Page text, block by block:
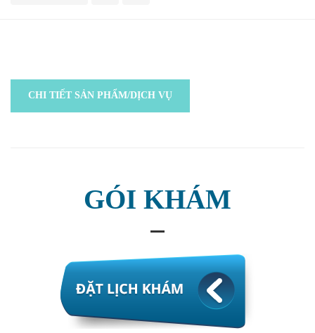
CHI TIẾT SẢN PHẨM/DỊCH VỤ
GÓI KHÁM